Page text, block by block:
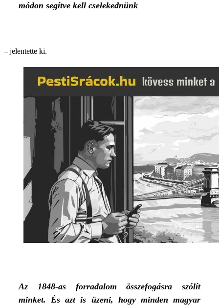
módon segítve kell cselekednünk
–jelentette ki.
Az 1848-as forradalom összefogásra szólít
minket. És azt is üzeni, hogy minden magyar